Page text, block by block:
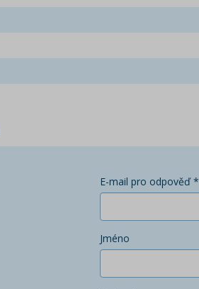
E-mail pro odpověď *
Jméno